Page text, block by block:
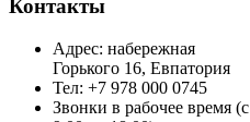
Контакты
Адрес: набережная
Горького 16, Евпатория
Тел: +7 978 000 0745
Звонки в рабочее время (с